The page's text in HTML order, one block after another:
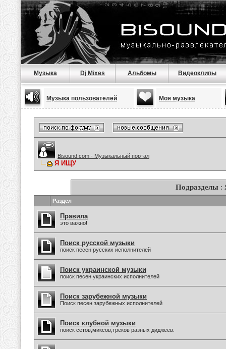
Музыка Dj Mixes Альбомы Видеоклипы
Музыка пользователей Моя музыка
Bisound.com - Музыкальный портал
Я ИЩУ
Подразделы:
Раздел
Правила
это важно!
Поиск русской музыки
поиск песен русских исполнителей
Поиск украинской музыки
поиск песен украинских исполнителей
Поиск зарубежной музыки
Поиск песен зарубежных исполнителей
Поиск клубной музыки
поиск сетов,миксов,треков разных диджеев.